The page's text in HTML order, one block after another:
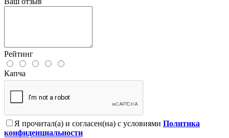
Рейтинг
Капча
Я прочитал(а) и согласен(на) с условиями Политика
конфиденциальности